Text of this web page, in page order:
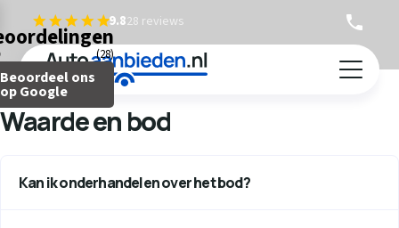
(28)
Beoordeel ons
op Google
9.828 reviews
Caravan verkopen
Auto inruilen
Terug
Waarde en bod
Kan ik onderhandelen over het bod?